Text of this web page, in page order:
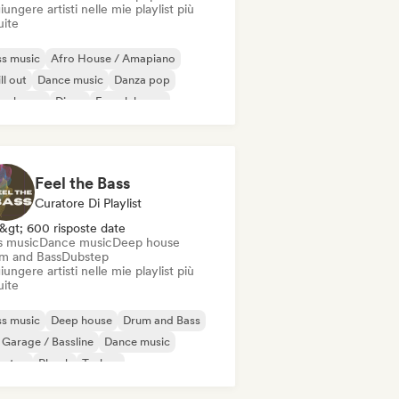
artisti nelle mie playlist più
music
Afro House / Amapiano
out
Dance music
Danza pop
house
Disco French house
Feel the Bass
Curatore Di Playlist
600 risposte date
musicDance musicDeep house
and BassDubstep
artisti nelle mie playlist più
music Deep house
Drum and Bass
/ Bassline
Dance music
Phonk Techno